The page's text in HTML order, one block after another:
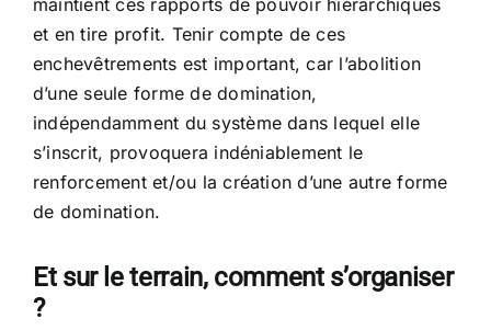
maintient ces rapports de pouvoir hiérarchiques
et en tire profit. Tenir compte de ces
enchevêtrements est important, car l’abolition
d’une seule forme de domination,
indépendamment du système dans lequel elle
s’inscrit, provoquera indéniablement le
renforcement et/ou la création d’une autre forme
de domination.
Et sur le terrain, comment s’organiser
?